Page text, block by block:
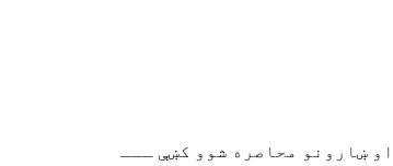
ښارونو محاصره شوو کښې ـــ